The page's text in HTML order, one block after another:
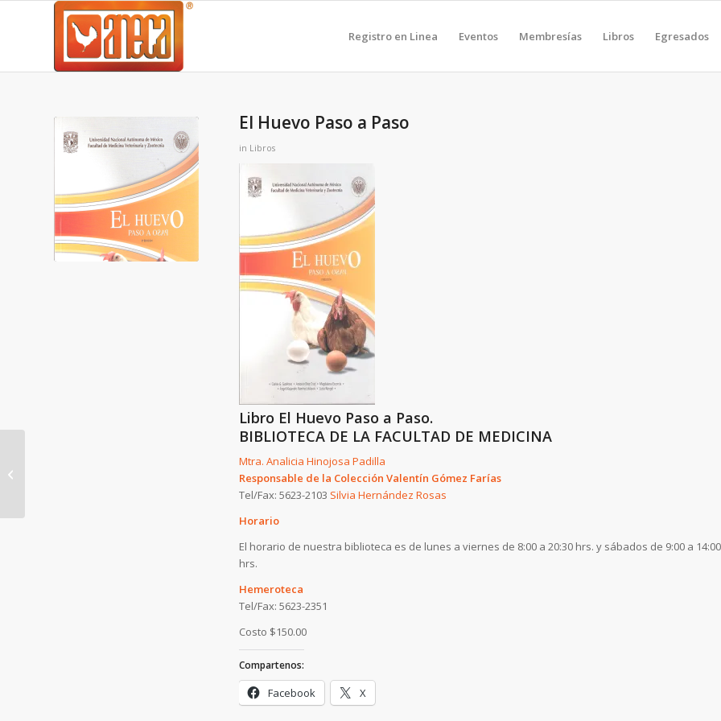
Registro en Linea Eventos Membresías Libros Egresados
El Huevo Paso a Paso
in Libros
Libro El Huevo Paso a Paso.
BIBLIOTECA DE LA FACULTAD DE MEDICINA
Mtra. Analicia Hinojosa Padilla
Responsable de la Colección Valentín Gómez Farías
Tel/Fax: 5623-2103 Silvia Hernández Rosas
Horario
El horario de nuestra biblioteca es de lunes a viernes de 8:00 a 20:30 hrs. y sábados de 9:00 a 14:00
hrs.
Hemeroteca
Tel/Fax: 5623-2351
Costo $150.00
Compartenos:
Facebook X